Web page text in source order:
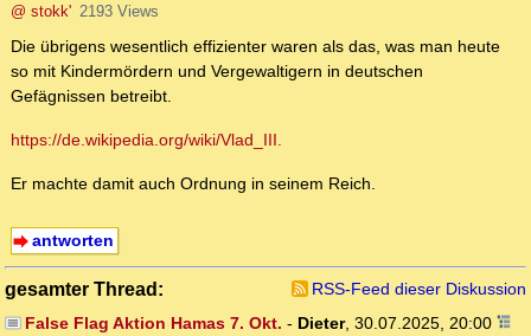
@ stokk' 2193 Views
Die übrigens wesentlich effizienter waren als das, was man heute
so mit Kindermördern und Vergewaltigern in deutschen
Gefägnissen betreibt.
https://de.wikipedia.org/wiki/Vlad_III.
Er machte damit auch Ordnung in seinem Reich.
antworten
gesamter Thread:
RSS-Feed dieser Diskussion
False Flag Aktion Hamas 7. Okt. - Dieter, 30.07.2025, 20:00